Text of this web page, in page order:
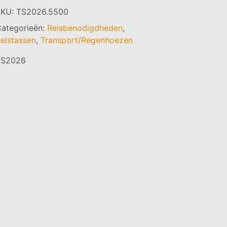
TS2026.5500
Reisbenodigdheden,
, Transport/Regenhoezen